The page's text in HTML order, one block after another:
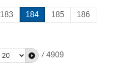
183 184 185
186
/ 4909